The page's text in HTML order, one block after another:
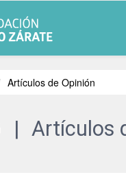
Artículos de Opinión
| Artículos